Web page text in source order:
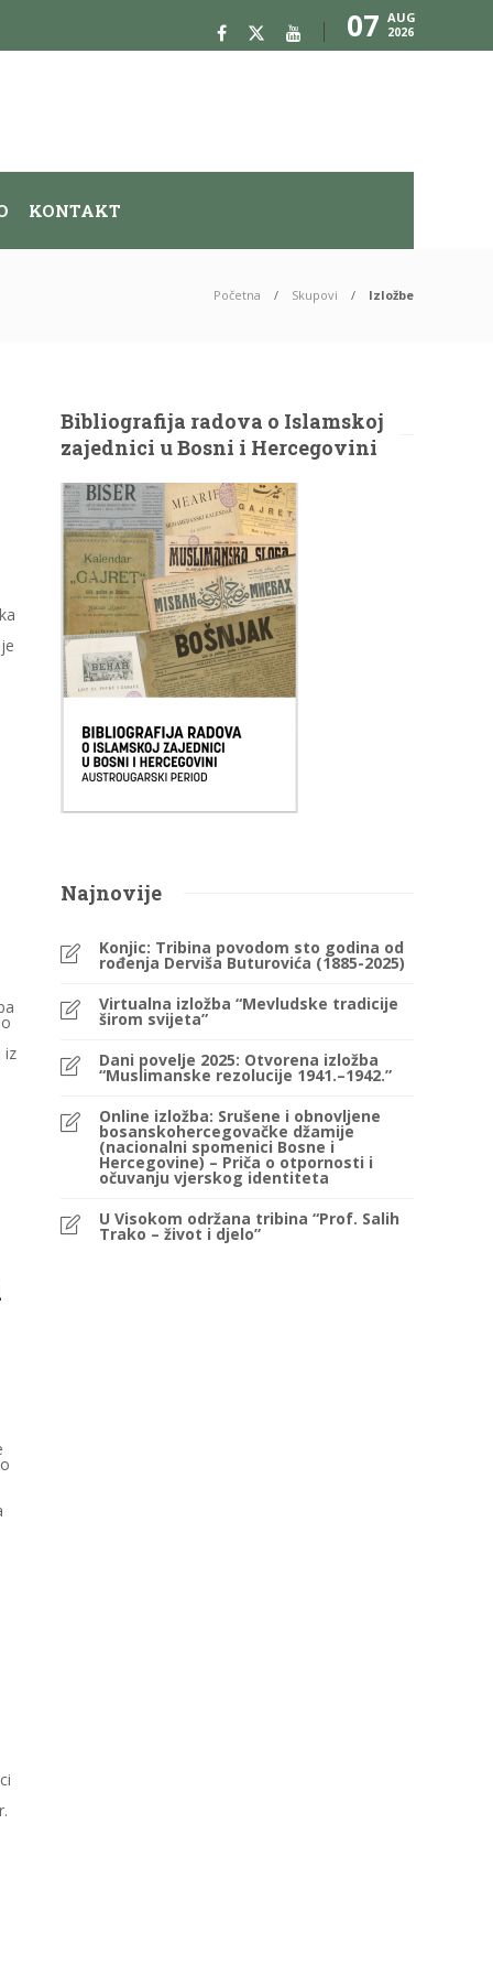
07 AUG
2026
KONTAKT
Početna Skupovi Izložbe
iz
Bibliografija radova o Islamskoj
zajednici u Bosni i Hercegovini
Najnovije
Konjic: Tribina povodom sto godina od
rođenja Derviša Buturovića (1885-2025)
Virtualna izložba “Mevludske tradicije
širom svijeta”
Dani povelje 2025: Otvorena izložba
“Muslimanske rezolucije 1941.–1942.”
Online izložba: Srušene i obnovljene
bosanskohercegovačke džamije
(nacionalni spomenici Bosne i
Hercegovine) – Priča o otpornosti i
očuvanju vjerskog identiteta
U Visokom održana tribina “Prof. Salih
Trako – život i djelo”